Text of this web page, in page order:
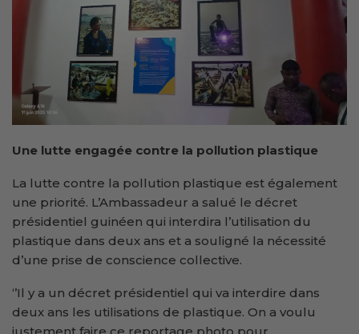
Une lutte engagée contre la pollution plastique
La lutte contre la pollution plastique est également
une priorité. L’Ambassadeur a salué le décret
présidentiel guinéen qui interdira l’utilisation du
plastique dans deux ans et a souligné la nécessité
d’une prise de conscience collective.
‘’Il y a un décret présidentiel qui va interdire dans
deux ans les utilisations de plastique. On a voulu